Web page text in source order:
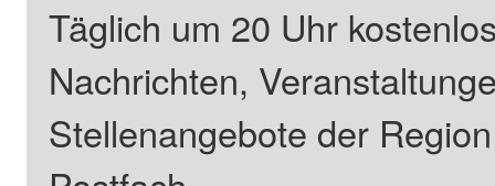
Täglich um 20 Uhr
Nachrichten,
Stellenangebote der